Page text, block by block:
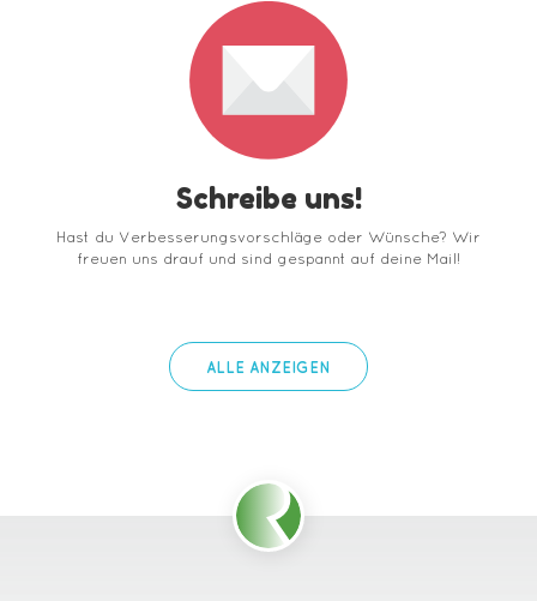
Schreibe uns!
Hast du Verbesserungsvorschläge oder Wünsche? Wir
freuen uns drauf und sind gespannt auf deine Mail!
ALLE ANZEIGEN